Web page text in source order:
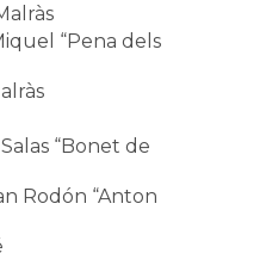
“Pena dels
“Bonet de
Rodón “Anton